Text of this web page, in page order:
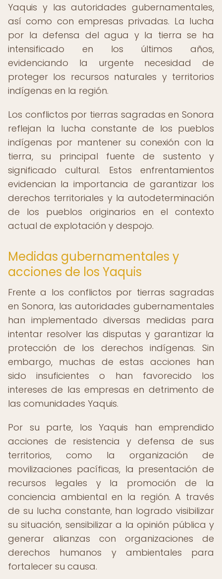
Yaquis y las autoridades gubernamentales,
así como con empresas privadas. La lucha
por la defensa del agua y la tierra se ha
intensificado en los últimos años,
evidenciando la urgente necesidad de
proteger los recursos naturales y territorios
indígenas en la región.
Los conflictos por tierras sagradas en Sonora
reflejan la lucha constante de los pueblos
indígenas por mantener su conexión con la
tierra, su principal fuente de sustento y
significado cultural. Estos enfrentamientos
evidencian la importancia de garantizar los
derechos territoriales y la autodeterminación
de los pueblos originarios en el contexto
actual de explotación y despojo.
Medidas gubernamentales y
acciones de los Yaquis
Frente a los conflictos por tierras sagradas
en Sonora, las autoridades gubernamentales
han implementado diversas medidas para
intentar resolver las disputas y garantizar la
protección de los derechos indígenas. Sin
embargo, muchas de estas acciones han
sido insuficientes o han favorecido los
intereses de las empresas en detrimento de
las comunidades Yaquis.
Por su parte, los Yaquis han emprendido
acciones de resistencia y defensa de sus
territorios, como la organización de
movilizaciones pacíficas, la presentación de
recursos legales y la promoción de la
conciencia ambiental en la región. A través
de su lucha constante, han logrado visibilizar
su situación, sensibilizar a la opinión pública y
generar alianzas con organizaciones de
derechos humanos y ambientales para
fortalecer su causa.